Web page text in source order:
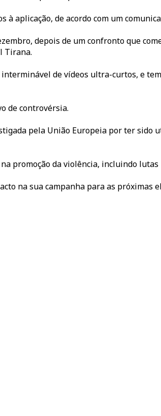
aplicação, de acordo com um
depois de um confronto que
Tirana.
de vídeos ultra-curtos, e
de controvérsia.
pela União Europeia por ter
promoção da violência, incluindo lutas
na sua campanha para as próximas